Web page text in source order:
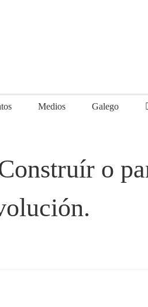
Medios Galego
o